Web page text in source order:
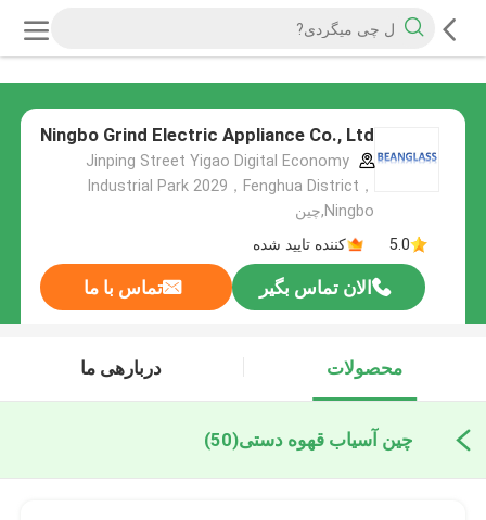
Ningbo Grind Electric Appliance Co., Ltd
Jinping Street Yigao Digital Economy
Industrial Park 2029，Fenghua District，
Ningbo,چین
5.0
کننده تایید شده
الان تماس بگیر تماس با ما
محصولات دربارهی ما
چین آسیاب قهوه دستی(50)